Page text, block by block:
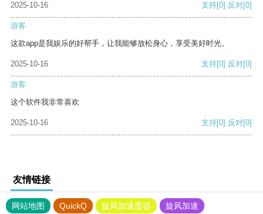
2025-10-16
支持[0] 反对[0]
游客
这款app是我娱乐的好帮手，让我能够放松身心，享受美好时光。
2025-10-16 支持[0] 反对[0]
游客
这个软件我非常喜欢
2025-10-16 支持[0] 反对[0]
友情链接
网站地图 QuickQ 旋风加速度器
旋风加速